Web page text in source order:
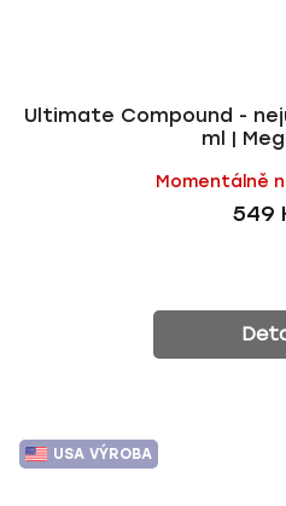
Ultimate Compound -
ml |
Momentálně
549
USA VÝROBA